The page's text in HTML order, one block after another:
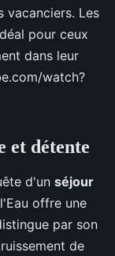
vacanciers. Les
pour ceux
dans leur
watch?
et détente
d'un séjour
offre une
par son
de